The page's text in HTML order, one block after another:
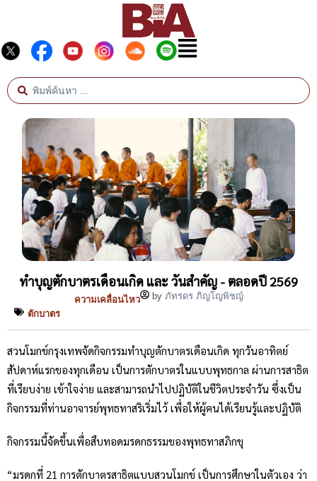
ทำบุญตักบาตรเดือนเกิด และ วันสำคัญ - ตลอดปี 2569
ความเคลื่อนไหว by ภัทรดร ภิญโญพิชญ์
ตักบาตร
สวนโมกข์กรุงเทพจัดกิจกรรมทำบุญตักบาตรเดือนเกิด ทุกวันอาทิตย์
สัปดาห์แรกของทุกเดือน เป็นการตักบาตรในแบบพุทธกาล ผ่านการสาธิต
ที่เรียบง่าย เข้าใจง่าย และสามารถนำไปปฏิบัติในชีวิตประจำวัน ซึ่งเป็น
กิจกรรมที่ท่านอาจารย์พุทธทาสริเริ่มไว้ เพื่อให้ผู้คนได้เรียนรู้และปฏิบัติ
กิจกรรมนี้จัดขึ้นเพื่อสืบทอดมรดกธรรมของพุทธทาสภิกขุ
“มรดกที่ 21 การตักบาตรสาธิตแบบสวนโมกข์ เป็นการศึกษาในตัวเอง ว่า